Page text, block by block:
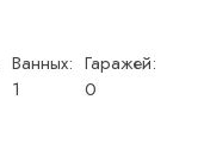
Ванных:
1
Гаражей:
0